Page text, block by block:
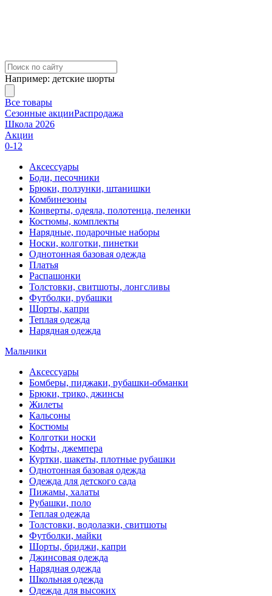
Например: детские шорты
Все товары
Сезонные акцииРаспродажа
Школа 2026
Акции
0-12
Аксессуары
Боди, песочники
Брюки, ползунки, штанишки
Комбинезоны
Конверты, одеяла, полотенца, пеленки
Костюмы, комплекты
Нарядные, подарочные наборы
Носки, колготки, пинетки
Однотонная базовая одежда
Платья
Распашонки
Толстовки, свитшоты, лонгсливы
Футболки, рубашки
Шорты, капри
Теплая одежда
Нарядная одежда
Мальчики
Аксессуары
Бомберы, пиджаки, рубашки-обманки
Брюки, трико, джинсы
Жилеты
Кальсоны
Костюмы
Колготки носки
Кофты, джемпера
Куртки, шакеты, плотные рубашки
Однотонная базовая одежда
Одежда для детского сада
Пижамы, халаты
Рубашки, поло
Теплая одежда
Толстовки, водолазки, свитшоты
Футболки, майки
Шорты, бриджи, капри
Джинсовая одежда
Нарядная одежда
Школьная одежда
Одежда для высоких